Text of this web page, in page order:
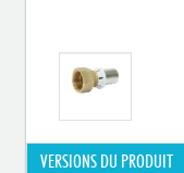
VERSIONS DU PRODUIT